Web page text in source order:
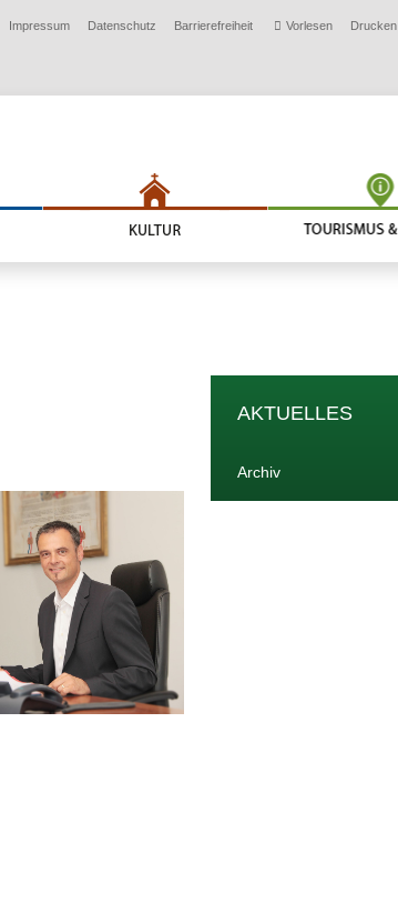
Impressum Datenschutz Barrierefreiheit Vorlesen Drucken
AKTUELLES
Archiv